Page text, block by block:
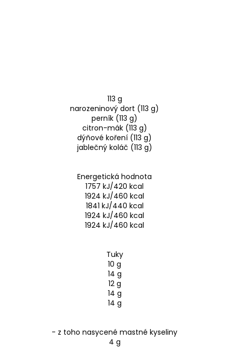
113 g
narozeninový dort (113 g)
perník (113 g)
citron-mák (113 g)
dýňové koření (113 g)
jablečný koláč (113 g)
Energetická hodnota
1757 kJ/420 kcal
1924 kJ/460 kcal
1841 kJ/440 kcal
1924 kJ/460 kcal
1924 kJ/460 kcal
Tuky
10 g
14 g
12 g
14 g
14 g
- z toho nasycené mastné kyseliny
4 g